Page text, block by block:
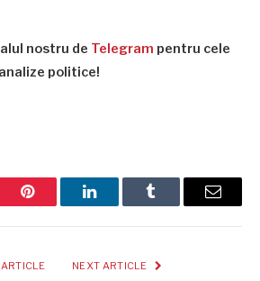
nostru de Telegram pentru cele
politice!
Pinterest LinkedInTumblr Email
NEXT ARTICLE